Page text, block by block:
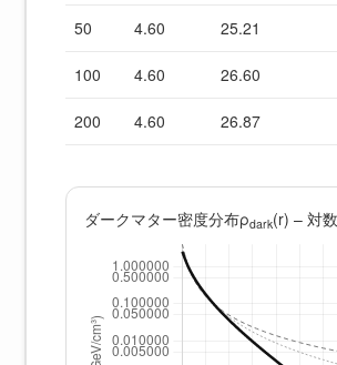
50 4.60 25.21
100 4.60 26.60
200 4.60 26.87
ダークマター密度分布ρdark(r) – 対